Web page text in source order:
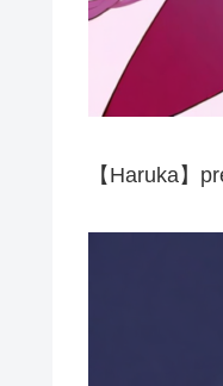
【Haruka】